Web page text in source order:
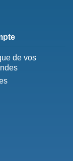
de vos